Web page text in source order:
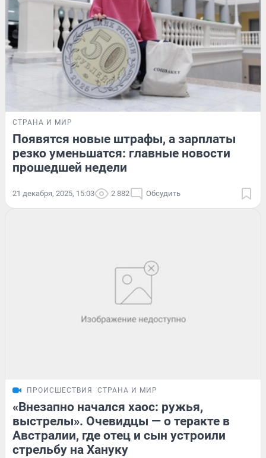
СТРАНА И МИР
Появятся новые штрафы, а зарплаты
резко уменьшатся: главные новости
прошедшей недели
21 декабря, 2025, 15:03 2 882 Обсудить
ПРОИСШЕСТВИЯ СТРАНА И МИР
«Внезапно начался хаос: ружья,
выстрелы». Очевидцы — о теракте в
Австралии, где отец и сын устроили
стрельбу на Хануку